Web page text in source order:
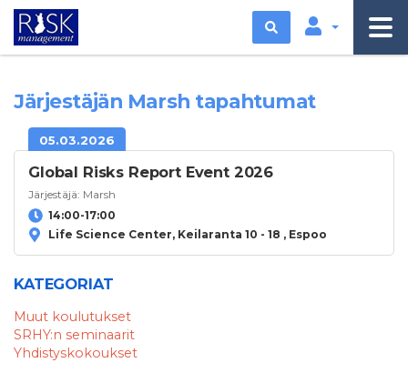
Etsi
Järjestäjän Marsh tapahtumat
05.03.2026
Global Risks Report Event 2026
Järjestäjä: Marsh
14:00-17:00
Life Science Center, Keilaranta 10 - 18 , Espoo
KATEGORIAT
Muut koulutukset
SRHY:n seminaarit
Yhdistyskokoukset